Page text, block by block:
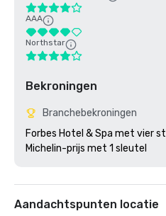
AAA
Northstar
Bekroningen
Branchebekroningen
Forbes Hotel & Spa met vier
Michelin-prijs met 1 sleutel
Aandachtspunten locatie